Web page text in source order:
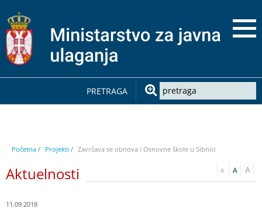
PRETRAGA
Početna / Projekti / Završava se obnova i Osnovne škole u Sibnici
Aktuelnosti
11.09.2018